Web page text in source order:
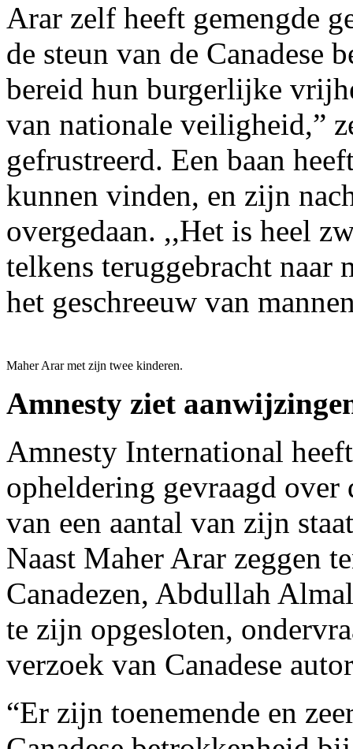
Arar zelf heeft gemengde
de steun van de Canadese
bereid hun burgerlijke
van nationale veiligheid,”
gefrustreerd. Een baan
kunnen vinden, en zijn
overgedaan. ,,Het is heel
telkens teruggebracht
het geschreeuw van
Maher Arar met zijn twee kinderen.
Amnesty ziet
Amnesty International
opheldering gevraagd
van een aantal van zijn
Naast Maher Arar zeggen
Canadezen, Abdullah
te zijn opgesloten,
verzoek van Canadese
“Er zijn toenemende en